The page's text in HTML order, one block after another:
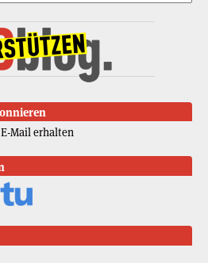
Mail erhalten